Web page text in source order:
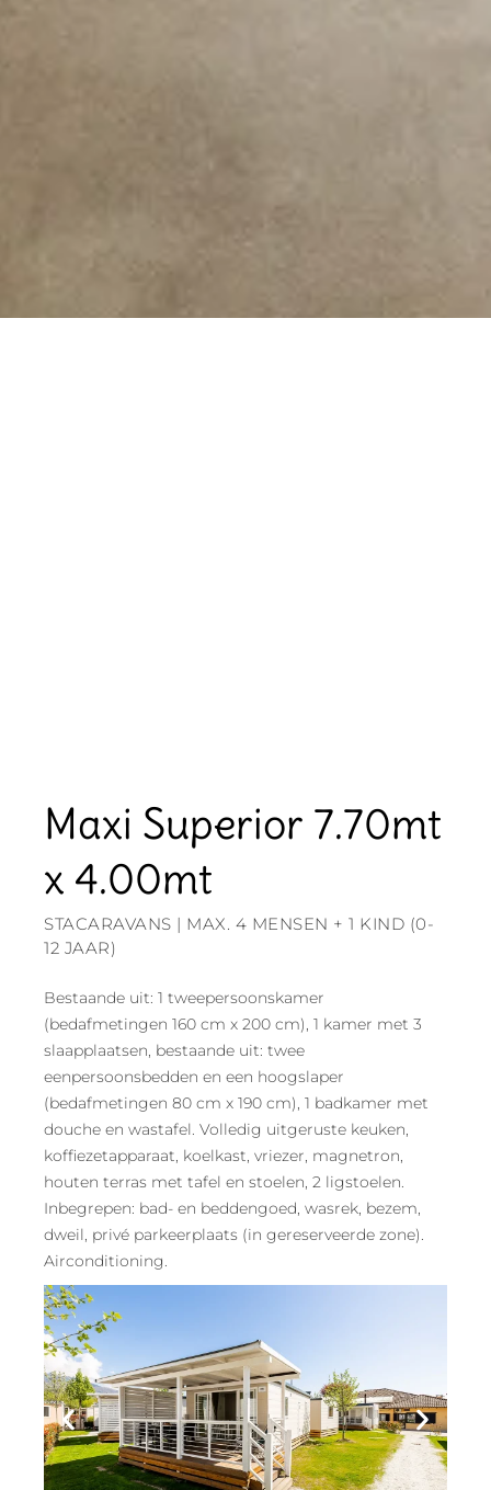
Maxi Superior 7.70mt
x 4.00mt
STACARAVANS | MAX. 4 MENSEN + 1 KIND (0-
12 JAAR)
Bestaande uit: 1 tweepersoonskamer
(bedafmetingen 160 cm x 200 cm), 1 kamer met 3
slaapplaatsen, bestaande uit: twee
eenpersoonsbedden en een hoogslaper
(bedafmetingen 80 cm x 190 cm), 1 badkamer met
douche en wastafel. Volledig uitgeruste keuken,
koffiezetapparaat, koelkast, vriezer, magnetron,
houten terras met tafel en stoelen, 2 ligstoelen.
Inbegrepen: bad- en beddengoed, wasrek, bezem,
dweil, privé parkeerplaats (in gereserveerde zone).
Airconditioning.